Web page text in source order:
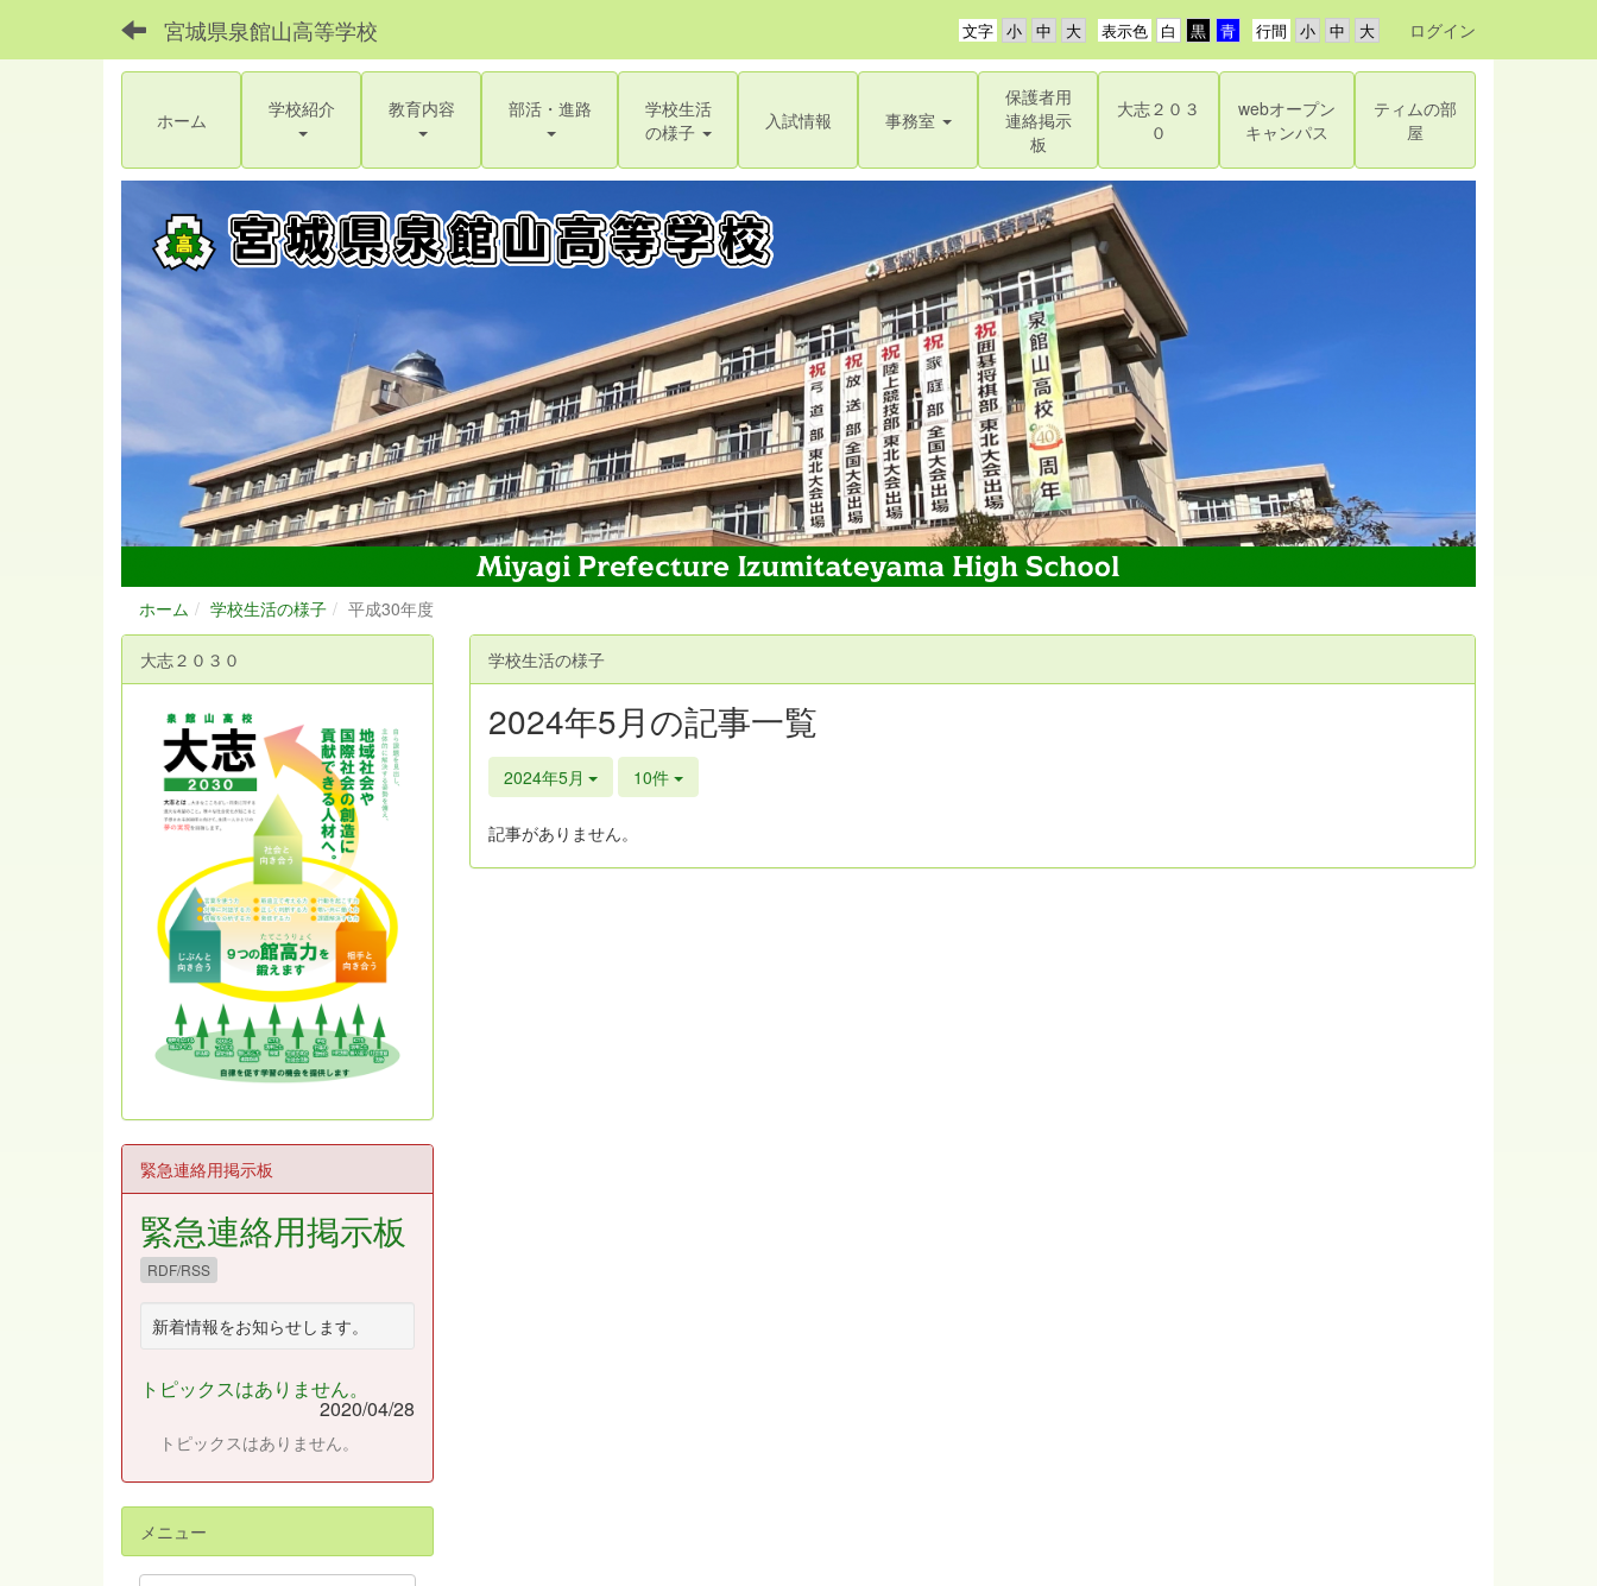
宮城県泉館山高等学校 行間
表示色
文字 ログイン
ホーム 学校紹介 教育内容 部活・進路
学校生活
の様子
入試情報 事務室
保護者用
連絡掲示
板
大志２０３
０
webオープン
キャンパス
ティムの部
屋
ホーム 学校生活の様子 平成30年度
学校生活の様子
2024年5月の記事一覧
2024年5月 10件
記事がありません。
大志２０３０
緊急連絡用掲示板
緊急連絡用掲示板
RDF/RSS
新着情報をお知らせします。
トピックスはありません。
2020/04/28
トピックスはありません。
メニュー